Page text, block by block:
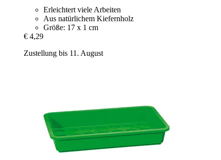
Erleichtert viele Arbeiten
Aus natürlichem Kiefernholz
Größe: 17 x 1 cm
€ 4,29
Zustellung bis 11. August